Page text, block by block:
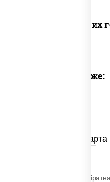
Доставка в других
Предлагаем также: